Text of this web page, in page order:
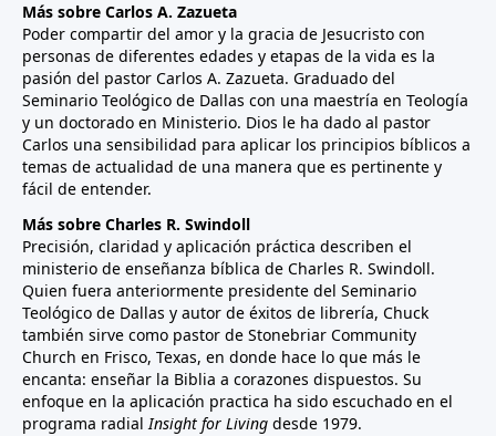
Más sobre Carlos A. Zazueta
Poder compartir del amor y la gracia de Jesucristo con
personas de diferentes edades y etapas de la vida es la
pasión del pastor Carlos A. Zazueta. Graduado del
Seminario Teológico de Dallas con una maestría en Teología
y un doctorado en Ministerio. Dios le ha dado al pastor
Carlos una sensibilidad para aplicar los principios bíblicos a
temas de actualidad de una manera que es pertinente y
fácil de entender.
Más sobre Charles R. Swindoll
Precisión, claridad y aplicación práctica describen el
ministerio de enseñanza bíblica de Charles R. Swindoll.
Quien fuera anteriormente presidente del Seminario
Teológico de Dallas y autor de éxitos de librería, Chuck
también sirve como pastor de Stonebriar Community
Church en Frisco, Texas, en donde hace lo que más le
encanta: enseñar la Biblia a corazones dispuestos. Su
enfoque en la aplicación practica ha sido escuchado en el
programa radialInsight for Living desde 1979.